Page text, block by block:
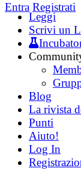
Entra Registrati
Leggi
Scrivi un
Blog
La rivista
Punti
Aiuto!
Log In